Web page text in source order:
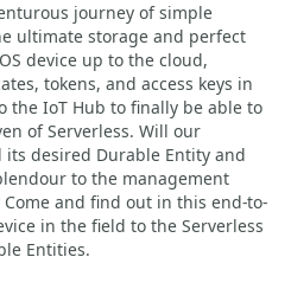
journey of simple
ultimate storage and perfect
device up to the cloud,
tokens, and access keys in
the IoT Hub to finally be able to
of Serverless. Will our
desired Durable Entity and
to the management
and find out in this end-to-
in the field to the Serverless
Entities.